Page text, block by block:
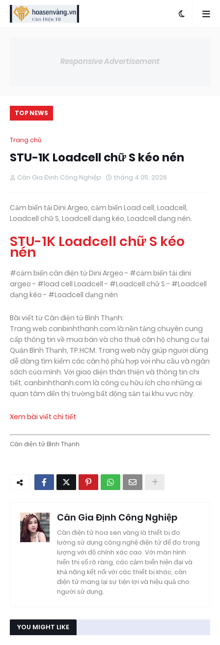
Responsive Advertisement
TOP NEWS
Trang chủ
STU-1K Loadcell chữ S kéo nén
Cân Gia Định Công Nghiệp tháng 4 05, 2026
Cảm biến tải Dini Argeo, cảm biến Load cell, Loadcell,
Loadcell chữ S, Loadcell dạng kéo, Loadcell dạng nén.
STU-1K Loadcell chữ S kéo
nén
#cảm biến cân điện tử Dini Argeo - #cảm biến tải dini
argeo - #load cell Loadcell - #Loadcell chữ S - #Loadcell
dạng kéo - #Loadcell dạng nén
Bài viết từ Cân điện tử Bình Thạnh:
Trang web canbinhthanh.com là nền tảng chuyên cung
cấp thông tin về mua bán và cho thuê căn hộ chung cư tại
Quận Bình Thạnh, TP.HCM. Trang web này giúp người dùng
dễ dàng tìm kiếm các căn hộ phù hợp với nhu cầu và ngân
sách của mình. Với giao diện thân thiện và thông tin chi
tiết, canbinhthanh.com là công cụ hữu ích cho những ai
quan tâm đến thị trường bất động sản tại khu vực này.
Xem bài viết chi tiết
Cân điện tử Bình Thạnh
Cân Gia Định Công Nghiệp
Cân điện tử hoa sen vàng là thiết bị đo
lường sử dụng công nghệ điện tử để đo trọng
lượng với độ chính xác cao. Với màn hình
hiển thị số rõ ràng, các cảm biến hiện đại và
khả năng kết nối với các thiết bị khác, cân
điện tử mang lại sự tiện lợi và hiệu quả cho
người sử dụng.
YOU MIGHT LIKE